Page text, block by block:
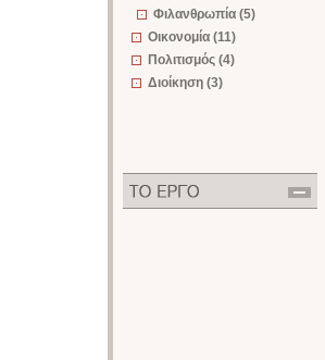
Φιλανθρωπία (5)
Οικονομία (11)
Πολιτισμός (4)
Διοίκηση (3)